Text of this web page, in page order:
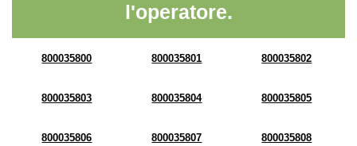
l'operatore.
800035800 800035801 800035802
800035803 800035804 800035805
800035806 800035807 800035808